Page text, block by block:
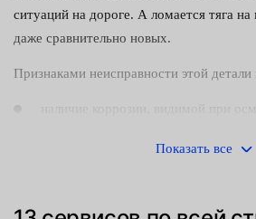
ситуаций на дороге. А ломается тяга
даже сравнительно новых.
Признаками неисправности этой детали
заметные механическиеПоказать все